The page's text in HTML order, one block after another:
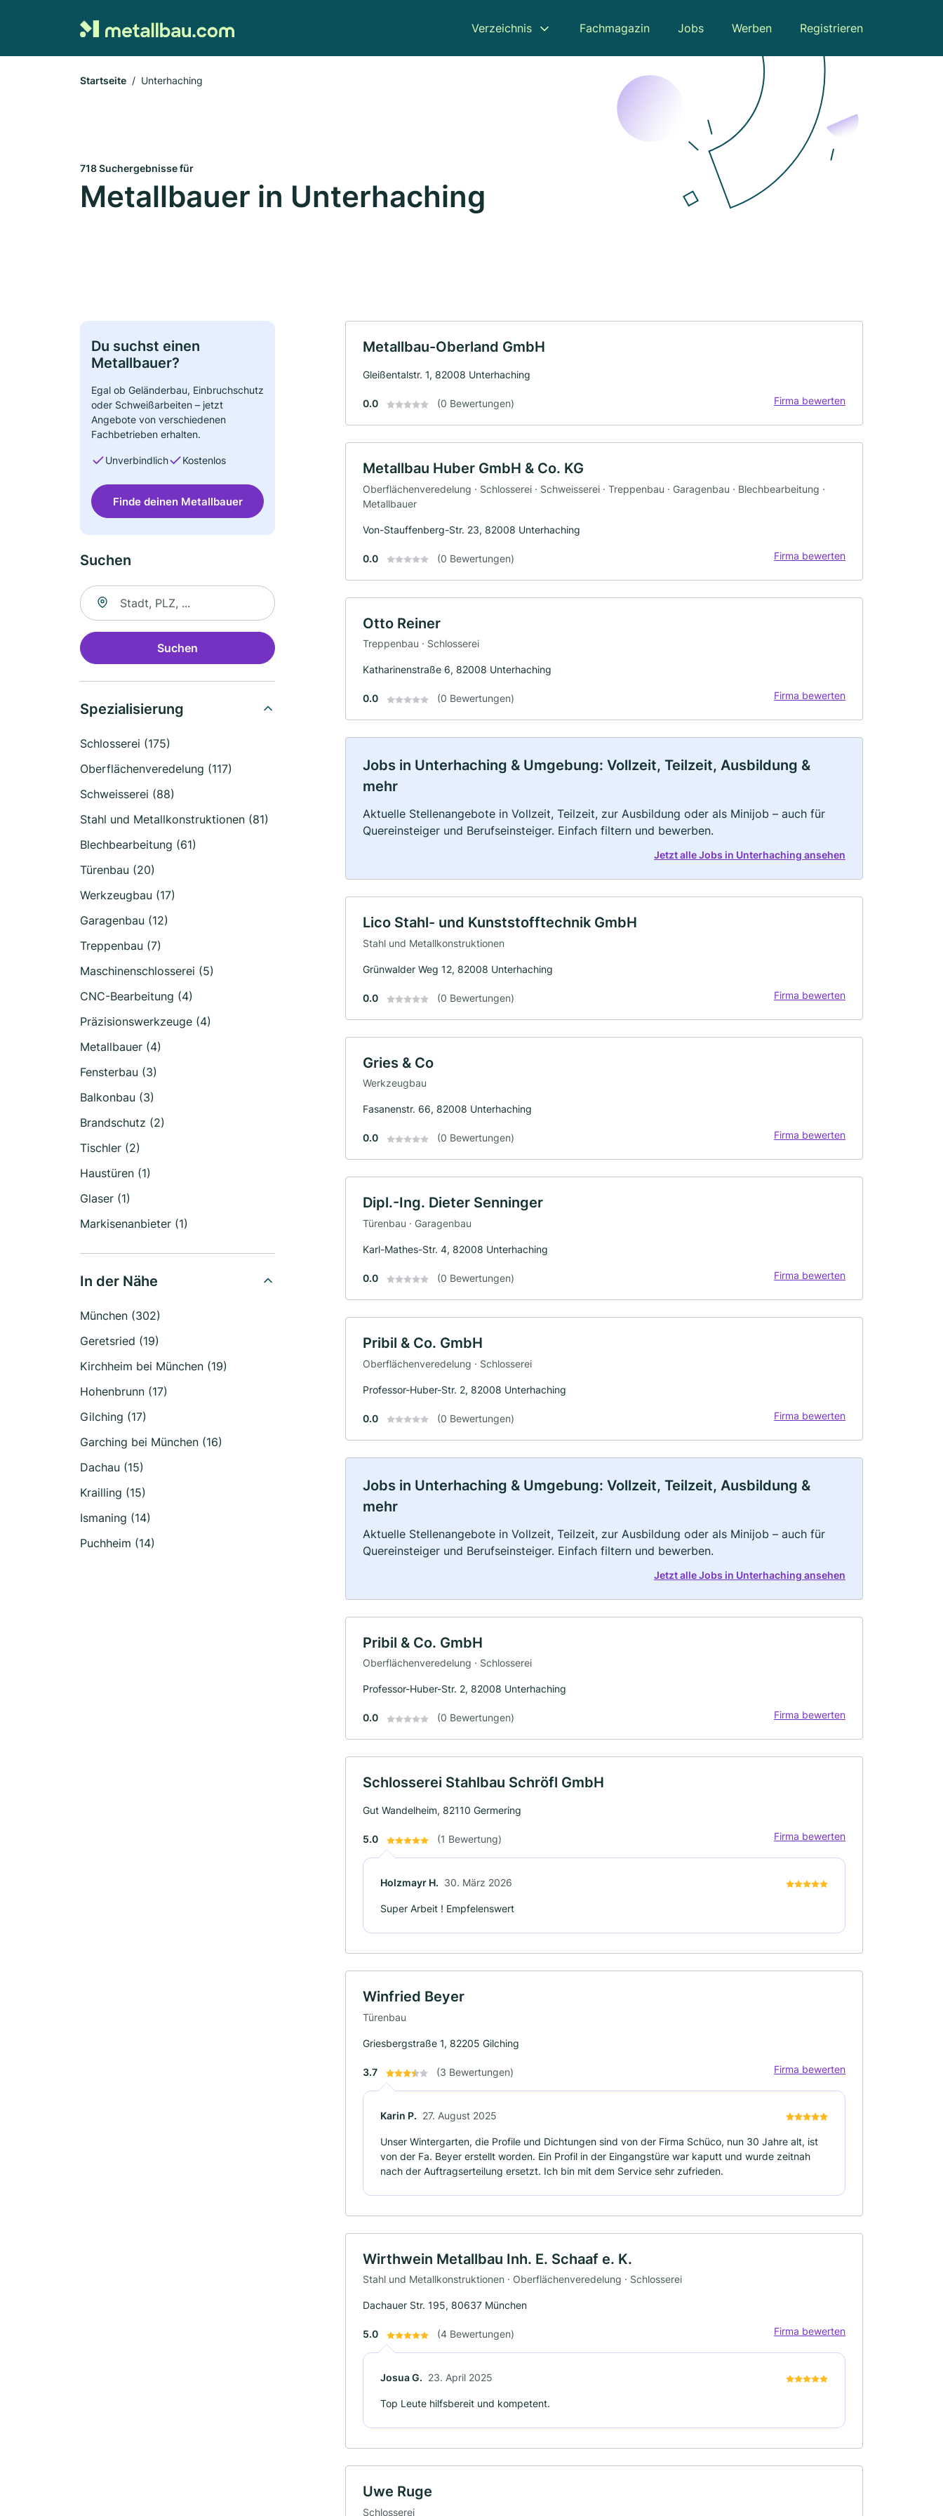
Verzeichnis Fachmagazin Jobs Werben Registrieren
Startseite Unterhaching
718 Suchergebnisse für
Metallbauer in Unterhaching
Du suchst einen
Metallbauer?
Egal ob Geländerbau, Einbruchschutz
oder Schweißarbeiten – jetzt
Angebote von verschiedenen
Fachbetrieben erhalten.
Unverbindlich Kostenlos
Finde deinen Metallbauer
Suchen
Suche nach Ort
Suchen
Spezialisierung
Schlosserei (175)
Oberflächenveredelung (117)
Schweisserei (88)
Stahl und Metallkonstruktionen (81)
Blechbearbeitung (61)
Türenbau (20)
Werkzeugbau (17)
Garagenbau (12)
Treppenbau (7)
Maschinenschlosserei (5)
CNC-Bearbeitung (4)
Präzisionswerkzeuge (4)
Metallbauer (4)
Fensterbau (3)
Balkonbau (3)
Brandschutz (2)
Tischler (2)
Haustüren (1)
Glaser (1)
Markisenanbieter (1)
In der Nähe
München (302)
Geretsried (19)
Kirchheim bei München (19)
Hohenbrunn (17)
Gilching (17)
Garching bei München (16)
Dachau (15)
Krailling (15)
Ismaning (14)
Puchheim (14)
Metallbau-Oberland GmbH
Gleißentalstr. 1, 82008 Unterhaching
0.0 (0 Bewertungen) Firma bewerten
Metallbau Huber GmbH & Co. KG
Oberflächenveredelung · Schlosserei · Schweisserei · Treppenbau · Garagenbau · Blechbearbeitung ·
Metallbauer
Von-Stauffenberg-Str. 23, 82008 Unterhaching
0.0 (0 Bewertungen) Firma bewerten
Otto Reiner
Treppenbau · Schlosserei
Katharinenstraße 6, 82008 Unterhaching
0.0 (0 Bewertungen) Firma bewerten
Jobs in Unterhaching & Umgebung: Vollzeit, Teilzeit, Ausbildung &
mehr
Aktuelle Stellenangebote in Vollzeit, Teilzeit, zur Ausbildung oder als Minijob – auch für
Quereinsteiger und Berufseinsteiger. Einfach filtern und bewerben.
Jetzt alle Jobs in Unterhaching ansehen
Lico Stahl- und Kunststofftechnik GmbH
Stahl und Metallkonstruktionen
Grünwalder Weg 12, 82008 Unterhaching
0.0 (0 Bewertungen) Firma bewerten
Gries & Co
Werkzeugbau
Fasanenstr. 66, 82008 Unterhaching
0.0 (0 Bewertungen) Firma bewerten
Dipl.-Ing. Dieter Senninger
Türenbau · Garagenbau
Karl-Mathes-Str. 4, 82008 Unterhaching
0.0 (0 Bewertungen) Firma bewerten
Pribil & Co. GmbH
Oberflächenveredelung · Schlosserei
Professor-Huber-Str. 2, 82008 Unterhaching
0.0 (0 Bewertungen) Firma bewerten
Jobs in Unterhaching & Umgebung: Vollzeit, Teilzeit, Ausbildung &
mehr
Aktuelle Stellenangebote in Vollzeit, Teilzeit, zur Ausbildung oder als Minijob – auch für
Quereinsteiger und Berufseinsteiger. Einfach filtern und bewerben.
Jetzt alle Jobs in Unterhaching ansehen
Pribil & Co. GmbH
Oberflächenveredelung · Schlosserei
Professor-Huber-Str. 2, 82008 Unterhaching
0.0 (0 Bewertungen) Firma bewerten
Schlosserei Stahlbau Schröfl GmbH
Gut Wandelheim, 82110 Germering
5.0 (1 Bewertung) Firma bewerten
Holzmayr H. 30. März 2026
Super Arbeit ! Empfelenswert
Winfried Beyer
Türenbau
Griesbergstraße 1, 82205 Gilching
3.7 (3 Bewertungen) Firma bewerten
Karin P. 27. August 2025
Unser Wintergarten, die Profile und Dichtungen sind von der Firma Schüco, nun 30 Jahre alt, ist
von der Fa. Beyer erstellt worden. Ein Profil in der Eingangstüre war kaputt und wurde zeitnah
nach der Auftragserteilung ersetzt. Ich bin mit dem Service sehr zufrieden.
Wirthwein Metallbau Inh. E. Schaaf e. K.
Stahl und Metallkonstruktionen · Oberflächenveredelung · Schlosserei
Dachauer Str. 195, 80637 München
5.0 (4 Bewertungen) Firma bewerten
Josua G. 23. April 2025
Top Leute hilfsbereit und kompetent.
Uwe Ruge
Schlosserei